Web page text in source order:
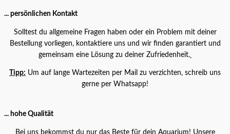
Angebot!
Chihiros Dosieranlage – verschiedene
Varianten
Alle Produkte 79,99 – 109,99€
Happet AquaLED Aufsatzleuchte
Alle Produkte19,99€–68,99€
... persönlichen Kontakt
Solltest du allgemeine Fragen haben oder ein Problem mit deiner
Bestellung vorliegen, kontaktiere uns und wir finden garantiert und
gemeinsam eine Lösung zu deiner Zufriedenheit.
Tipp: Um auf lange Wartezeiten per Mail zu verzichten, schreib uns
gerne per Whatsapp!
... hohe Qualität
Bei uns bekommst du nur das Beste für dein Aquarium! Unsere